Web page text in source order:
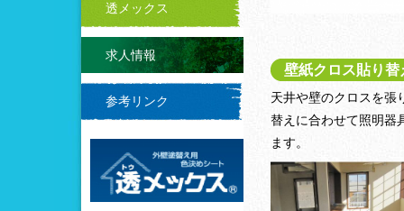
透メックス
求人情報
参考リンク
壁紙クロス貼り替
天井や壁のクロスを張
替えに合わせて照明器
ます。